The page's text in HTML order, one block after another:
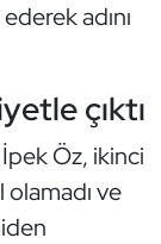
adını
çıktı
Öz, ikinci
ve